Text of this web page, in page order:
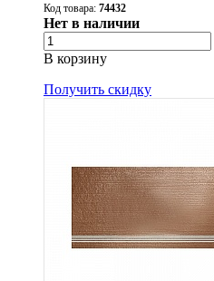
Код товара: 74432
Нет в наличии
В корзину
Получить скидку